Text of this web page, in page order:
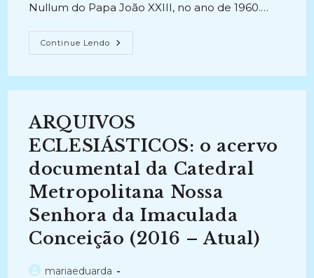
Nullum do Papa João XXIII, no ano de 1960.…
Continue Lendo OS
ARQUIVOS
Produção,
Custódia
De
Documentos
(2013-
2016)
ARQUIVOS
ECLESIÁSTICOS: o acervo
documental da Catedral
Metropolitana Nossa
Senhora da Imaculada
Conceição (2016 – Atual)
Autormariaeduarda